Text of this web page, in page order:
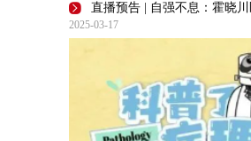
2025-03-17